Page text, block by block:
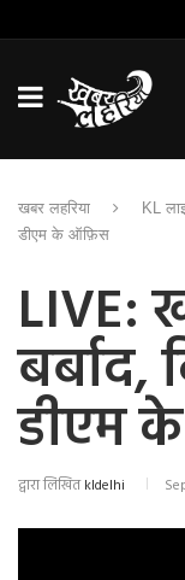
खबर लहरिया KL
डीएम के ऑफ़िस
LIVE:
डीएम
द्वारा लिखितkldelhi